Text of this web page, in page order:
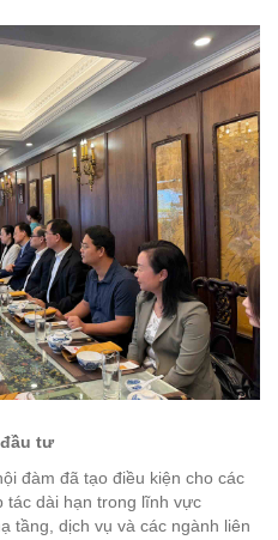
tư
đàm đã tạo điều kiện cho các
tác dài hạn trong lĩnh vực
tầng, dịch vụ và các ngành liên